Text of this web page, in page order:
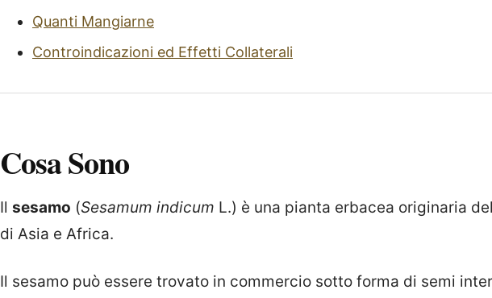
Quanti Mangiarne
Controindicazioni ed Effetti Collaterali
Cosa Sono
Il sesamo (Sesamum indicum L.) è una pianta erbacea originaria
di Asia e Africa.
Il sesamo può essere trovato in commercio sotto forma di semi